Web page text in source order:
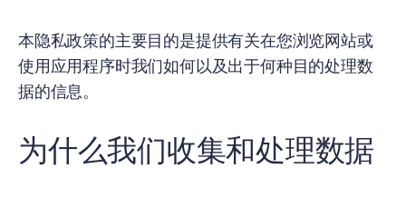
本隐私政策的主要目的是提供有关在您浏览网站或
使用应用程序时我们如何以及出于何种目的处理数
据的信息。
为什么我们收集和处理数据